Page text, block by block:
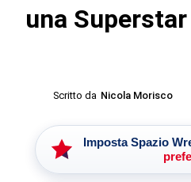
una
Scritto da Nicola Morisco
Imposta Spazio